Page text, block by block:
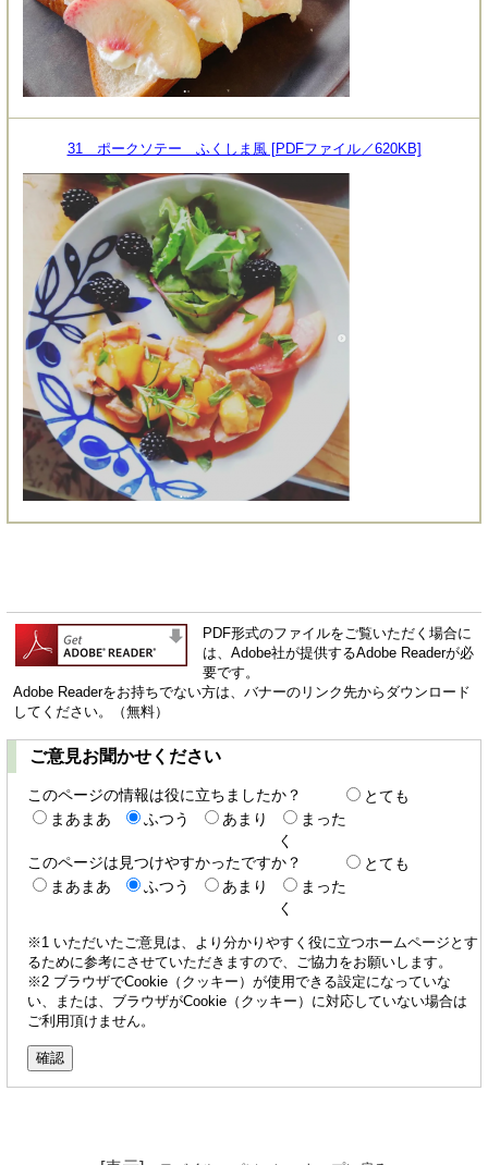
31 ポークソテー ふくしま風 [PDFファイル／620KB]
PDF形式のファイルをご覧いただく場合に
は、Adobe社が提供するAdobe Readerが必
要です。
Adobe Readerをお持ちでない方は、バナーのリンク先からダウンロード
してください。（無料）
ご意見お聞かせください
このページの情報は役に立ちましたか？
とても
まあまあ
ふつう あまり
まった
く
このページは見つけやすかったですか？
とても
まあまあ
ふつう あまり
まった
く
※1 いただいたご意見は、より分かりやすく役に立つホームページとす
るために参考にさせていただきますので、ご協力をお願いします。
※2 ブラウザでCookie（クッキー）が使用できる設定になっていな
い、または、ブラウザがCookie（クッキー）に対応していない場合は
ご利用頂けません。